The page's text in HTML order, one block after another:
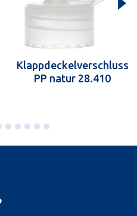
Klappdeckelverschluss
PP natur 28.410